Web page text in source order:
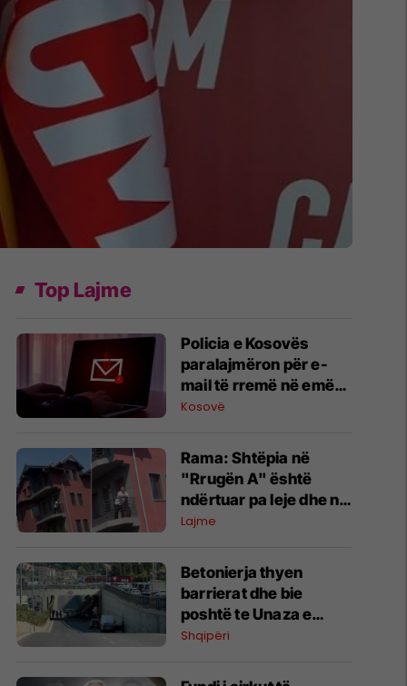
Top Lajme
Policia e Kosovës
paralajmëron për e-
mail të rremë në emër
të drejtorit të
Kosovë
Rama: Shtëpia në
"Rrugën A" është
ndërtuar pa leje dhe në
pronë komunale
Lajme
Betonierja thyen
barrierat dhe bie
poshtë te Unaza e
Madhe në Tiranë,
Shqipëri